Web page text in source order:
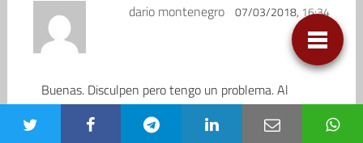
dario montenegro 07/03/2018, 16:34
Buenas. Disculpen pero tengo un problema. Al
instalar el juego con el disco 1 se instaló y todo,
pero quedó tildado en 7876/7876 y seguía diciendo